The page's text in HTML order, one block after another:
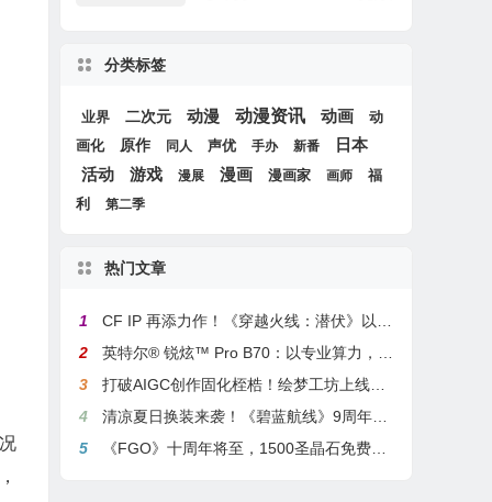
分类标签
业界 二次元 动漫 动漫资讯 动画
动
画化
原作 同人 声优 手办 新番
日本
活动
游戏 漫展 漫画 漫画家 画师
福
利
第二季
热门文章
1
CF IP 再添力作！《穿越火线：潜伏》以3A叙事重塑战术潜行玩法
2
英特尔® 锐炫™ Pro B70：以专业算力，解锁本地化AI部署与生产力新基准
3
打破AIGC创作固化桎梏！绘梦工坊上线绘梦画布dreamo赋能全场景自由创作
4
清凉夏日换装来袭！《碧蓝航线》9周年庆典活动第二弹今日正式上线
5
《FGO》十周年将至，1500圣晶石免费福利，新老玩家均可解锁